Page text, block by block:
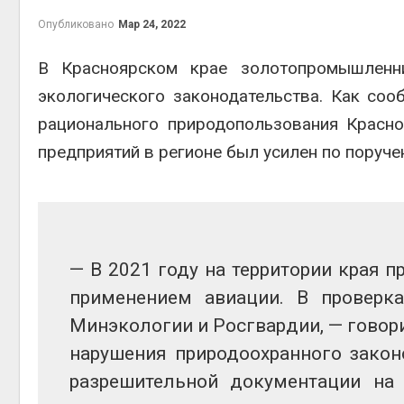
Опубликовано Мар 24, 2022
В Красноярском крае
экологического законодательства. Как
рационального природопользования
предприятий в регионе был усилен по
— В 2021 году на территории края
применением авиации. В
Минэкологии и Росгвардии, —
нарушения природоохранного
разрешительной документации
Авг 7,
Авг 6,